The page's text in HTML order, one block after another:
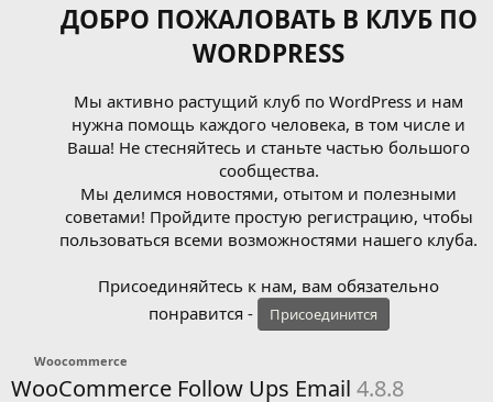
ДОБРО ПОЖАЛОВАТЬ В КЛУБ ПО
WORDPRESS
Мы активно растущий клуб по WordPress и нам
нужна помощь каждого человека, в том числе и
Ваша! Не стесняйтесь и станьте частью большого
сообщества.
Мы делимся новостями, отытом и полезными
советами! Пройдите простую регистрацию, чтобы
пользоваться всеми возможностями нашего клуба.
Присоединяйтесь к нам, вам обязательно
понравится -
Присоединится
Woocommerce
WooCommerce Follow Ups Email 4.8.8